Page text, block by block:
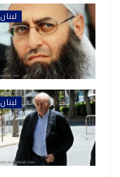
لبنان
لبنان